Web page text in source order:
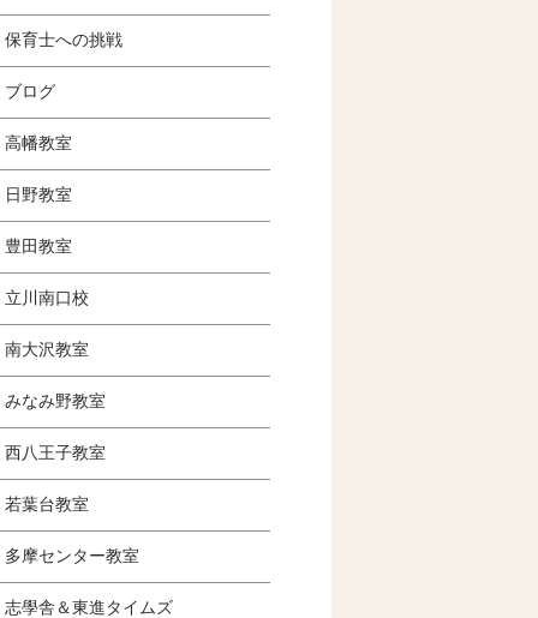
保育士への挑戦
ブログ
高幡教室
日野教室
豊田教室
立川南口校
南大沢教室
みなみ野教室
西八王子教室
若葉台教室
多摩センター教室
志學舎＆東進タイムズ